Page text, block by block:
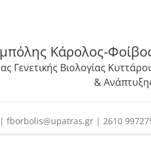
Κάρολος-
Γενετικής Βιολογίας
&
fborbolis@upatras.gr | 2610